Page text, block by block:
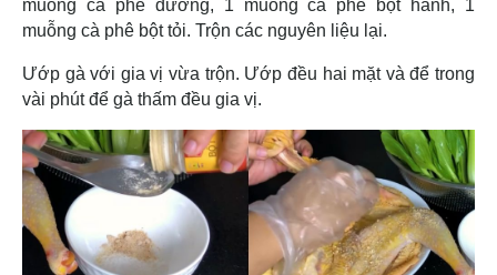
muỗng cà phê đường, 1 muỗng cà phê bột hành, 1
muỗng cà phê bột tỏi. Trộn các nguyên liệu lại.
Ướp gà với gia vị vừa trộn. Ướp đều hai mặt và để trong
vài phút để gà thấm đều gia vị.